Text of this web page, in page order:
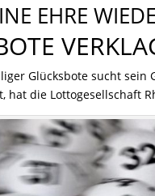
EHRE
Glücksbote sucht
hat die Lottogesellschaft